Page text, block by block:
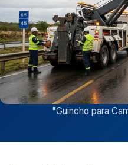
"Guincho para